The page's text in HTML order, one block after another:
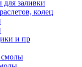
заливки
колец
и пр